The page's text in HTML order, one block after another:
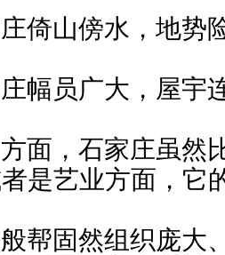
倚山傍水，地势
幅员广大，屋宇
面，石家庄虽然
是艺业方面，它
帮固然组织庞大